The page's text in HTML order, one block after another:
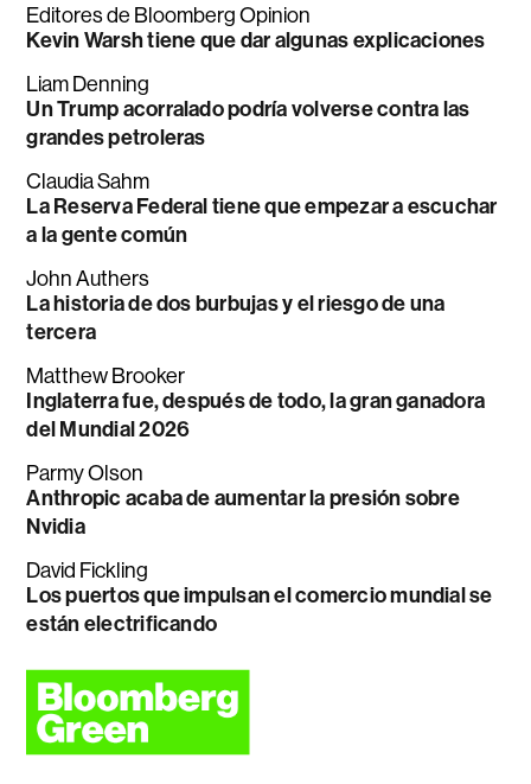
Editores de Bloomberg Opinion
Kevin Warsh tiene que dar algunas explicaciones
Liam Denning
Un Trump acorralado podría volverse contra las
grandes petroleras
Claudia Sahm
La Reserva Federal tiene que empezar a escuchar
a la gente común
John Authers
La historia de dos burbujas y el riesgo de una
tercera
Matthew Brooker
Inglaterra fue, después de todo, la gran ganadora
del Mundial 2026
Parmy Olson
Anthropic acaba de aumentar la presión sobre
Nvidia
David Fickling
Los puertos que impulsan el comercio mundial se
están electrificando